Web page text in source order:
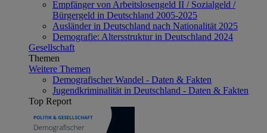
Empfänger von Arbeitslosengeld II / Sozialgeld /
Bürgergeld in Deutschland 2005-2025
Ausländer in Deutschland nach Nationalität 2025
Demografie: Altersstruktur in Deutschland 2024
Gesellschaft
Themen
Weitere Themen
Demografischer Wandel - Daten & Fakten
Jugendkriminalität in Deutschland - Daten & Fakten
Top Report